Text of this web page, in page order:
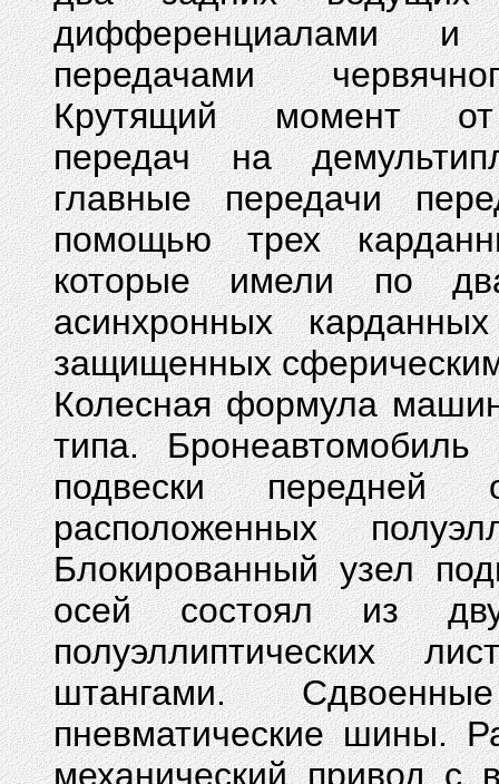
дифференциалами и
передачами
Крутящий момент
передач на
главные передачи
помощью трех
которые имели по
асинхронных
защищенных
Колесная формула
типа.
подвески
расположенных
Блокированный узел
осей состоял из
полуэллиптических
штангами.
пневматические шины.
механический привод с